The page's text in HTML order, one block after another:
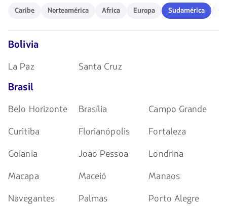
navegar
Caribe
Caribe Norteamérica
Norteamérica Africa
Africa Europa
Europa Sudamérica
Sudamérica
Bolivia
La Paz Santa Cruz
Brasil
Belo Horizonte Brasília
Campo Grande
Curitiba
Florianópolis
Fortaleza
Goiania
Joao Pessoa
Londrina
Macapa
Maceió
Manaos
Navegantes
Palmas Porto Alegre